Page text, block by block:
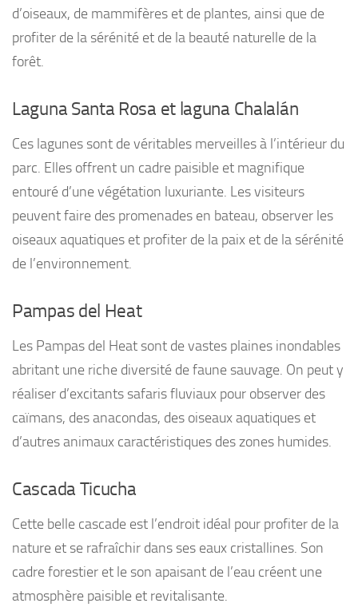
d’oiseaux, de mammifères et de plantes, ainsi que de
profiter de la sérénité et de la beauté naturelle de la
forêt.
Laguna Santa Rosa et laguna Chalalán
Ces lagunes sont de véritables merveilles à l’intérieur du
parc. Elles offrent un cadre paisible et magnifique
entouré d’une végétation luxuriante. Les visiteurs
peuvent faire des promenades en bateau, observer les
oiseaux aquatiques et profiter de la paix et de la sérénité
de l’environnement.
Pampas del Heat
Les Pampas del Heat sont de vastes plaines inondables
abritant une riche diversité de faune sauvage. On peut y
réaliser d’excitants safaris fluviaux pour observer des
caïmans, des anacondas, des oiseaux aquatiques et
d’autres animaux caractéristiques des zones humides.
Cascada Ticucha
Cette belle cascade est l’endroit idéal pour profiter de la
nature et se rafraîchir dans ses eaux cristallines. Son
cadre forestier et le son apaisant de l’eau créent une
atmosphère paisible et revitalisante.